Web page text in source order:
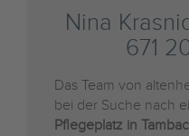
Nina
671
Das Team von
bei der Suche nach
Pflegeplatz in